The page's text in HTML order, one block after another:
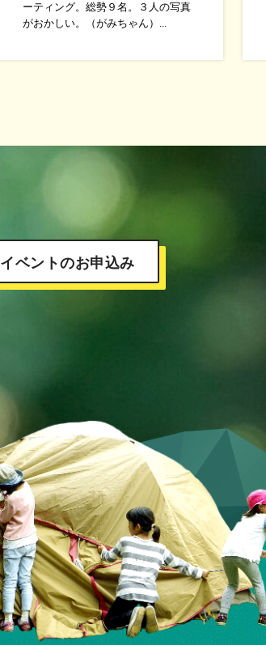
ーティング。総勢９名。３人の写真
がおかしい。（がみちゃん）...
イベントのお申込み